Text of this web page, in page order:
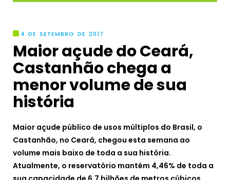
4 DE SETEMBRO DE 2017
Maior açude do Ceará,
Castanhão chega a
menor volume de sua
história
Maior açude público de usos múltiplos do Brasil, o
Castanhão, no Ceará, chegou esta semana ao
volume mais baixo de toda a sua história.
Atualmente, o reservatório mantém 4,46% de toda a